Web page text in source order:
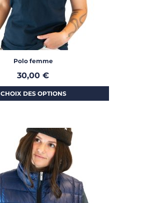
Polo femme
30,00 €
CHOIX DES OPTIONS